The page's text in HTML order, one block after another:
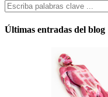
Últimas entradas del blog